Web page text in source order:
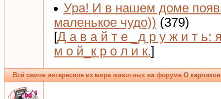
Ура! И в нашем доме
маленькое чудо)) (379)
[Д а в а й т е _д р у ж и т ь:
м о й_к р о л и к.]
Всё самое интересное из мира животных на форумеО